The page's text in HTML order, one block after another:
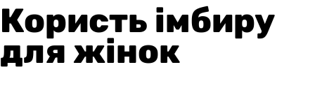
Користь імбиру
для жінок